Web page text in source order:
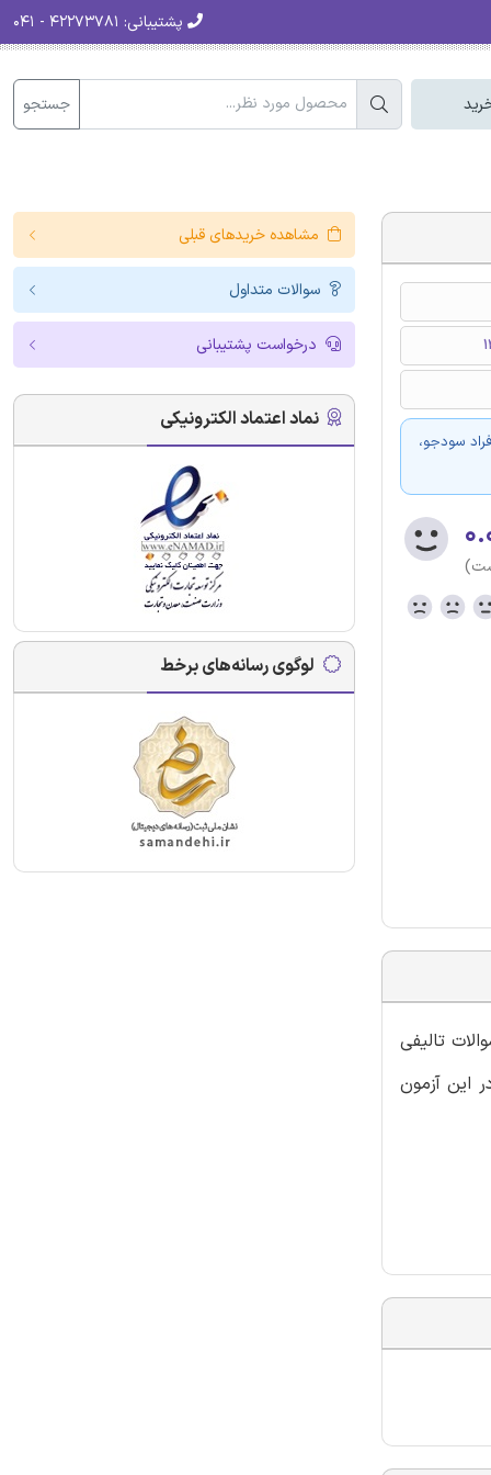
پشتیبانی:
جستجو
سودجو،
تالیفی
این آزمون
مشاهده خریدهای قبلی
سوالات متداول
درخواست پشتیبانی
نماد اعتماد الکترونیکی
لوگوی رسانه‌های برخط